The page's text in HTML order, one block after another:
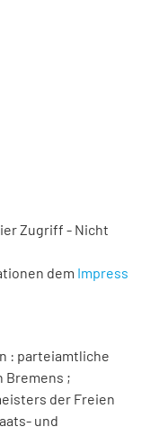
Zugriff - Nicht
dem Impress
: parteiamtliche
Bremens ;
der Freien
und